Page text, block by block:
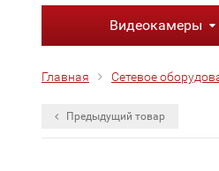
Видеокамеры
Главная Сетевое
Предыдущий товар